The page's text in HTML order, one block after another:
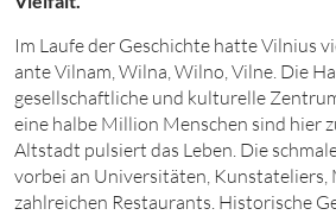
Im Laufe der Geschichte hatte Vilnius
ante Vilnam, Wilna, Wilno, Vilne. Die
gesellschaftliche und kulturelle
eine halbe Million Menschen sind hier
Altstadt pulsiert das Leben. Die
vorbei an Universitäten, Kunstateliers,
zahlreichen Restaurants. Historische